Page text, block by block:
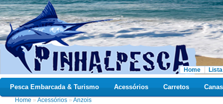
Home
Pesca Embarcada & Turismo Acessórios Carretos Canas
Home » Acessórios » Anzois